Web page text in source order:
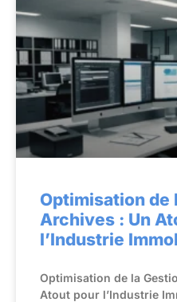
Optimisation de
Archives : Un
l’Industrie
Optimisation de la
Atout pour l’Industrie